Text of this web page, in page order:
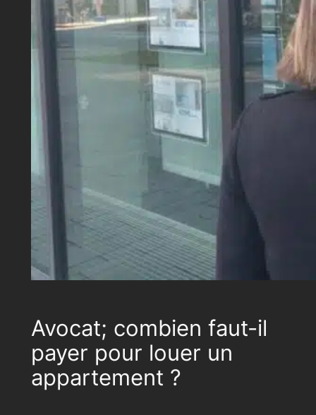
Avocat; combien faut-il
payer pour louer un
appartement ?